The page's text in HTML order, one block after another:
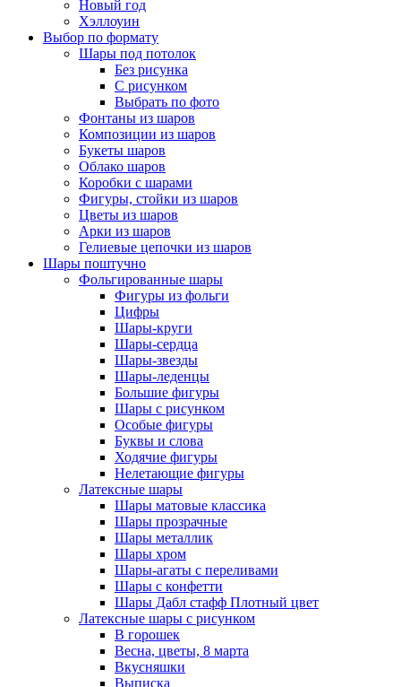
Новый год
Хэллоуин
Выбор по формату
Шары под потолок
Без рисунка
С рисунком
Выбрать по фото
Фонтаны из шаров
Композиции из шаров
Букеты шаров
Облако шаров
Коробки с шарами
Фигуры, стойки из шаров
Цветы из шаров
Арки из шаров
Гелиевые цепочки из шаров
Шары поштучно
Фольгированные шары
Фигуры из фольги
Цифры
Шары-круги
Шары-сердца
Шары-звезды
Шары-леденцы
Большие фигуры
Шары с рисунком
Особые фигуры
Буквы и слова
Ходячие фигуры
Нелетающие фигуры
Латексные шары
Шары матовые классика
Шары прозрачные
Шары металлик
Шары хром
Шары-агаты с переливами
Шары с конфетти
Шары Дабл стафф Плотный цвет
Латексные шары с рисунком
В горошек
Весна, цветы, 8 марта
Вкусняшки
Выписка